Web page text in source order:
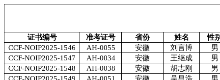
证书编号 准考证号 省份 姓名
性
CCF-NOIP2025-1546
AH-0055 安徽 刘言博
男
CCF-NOIP2025-1547
AH-0034 安徽 王继成
男
CCF-NOIP2025-1548
AH-0038 安徽 胡志刚
男